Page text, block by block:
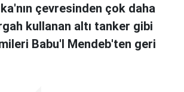
çevresinden çok daha
kullanan altı tanker gibi
Babu'l Mendeb'ten geri